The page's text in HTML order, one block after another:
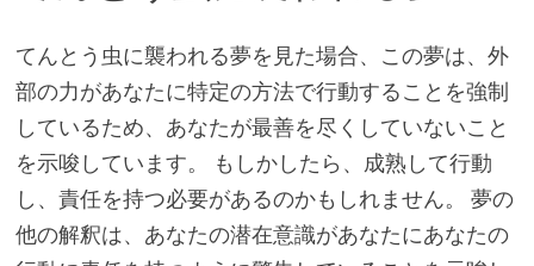
てんとう虫に襲われる夢を見た場合、この夢は、外
部の力があなたに特定の方法で行動することを強制
しているため、あなたが最善を尽くしていないこと
を示唆しています。 もしかしたら、成熟して行動
し、責任を持つ必要があるのかもしれません。 夢の
他の解釈は、あなたの潜在意識があなたにあなたの